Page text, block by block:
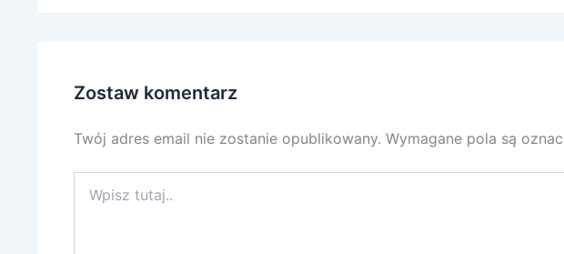
Zostaw komentarz
Twój adres email nie zostanie opublikowany. Wymagane pola są
tutaj..